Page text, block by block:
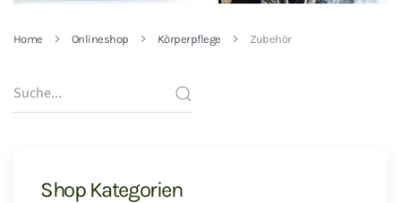
Home Onlineshop Körperpflege Zubehör
Shop Kategorien